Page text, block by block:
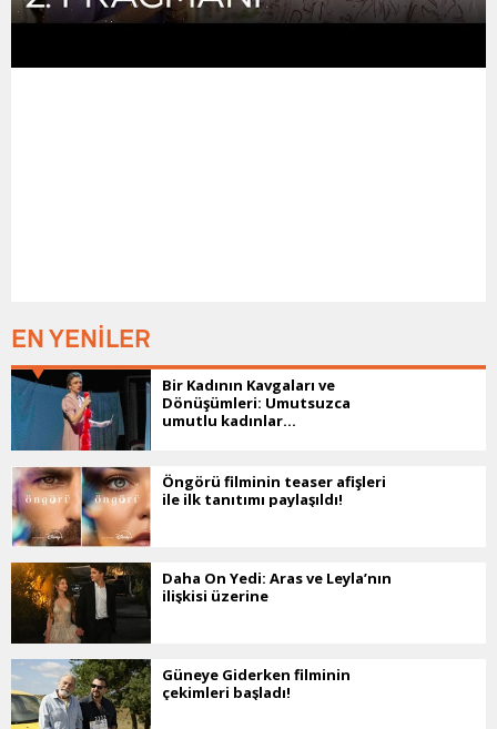
EN YENİLER
Bir Kadının Kavgaları ve
Dönüşümleri: Umutsuzca
umutlu kadınlar...
Öngörü filminin teaser afişleri
ile ilk tanıtımı paylaşıldı!
Daha On Yedi: Aras ve Leyla’nın
ilişkisi üzerine
Güneye Giderken filminin
çekimleri başladı!